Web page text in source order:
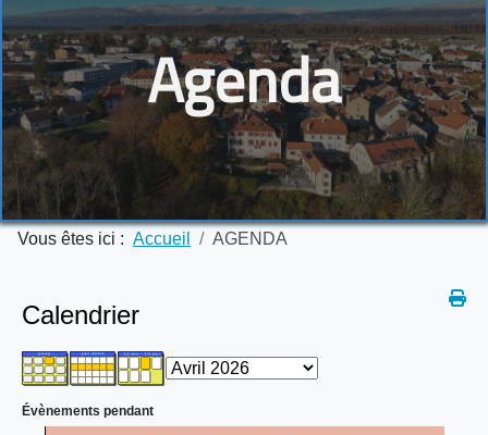
Agenda
Vous êtes ici : Accueil AGENDA
Calendrier
Évènements pendant